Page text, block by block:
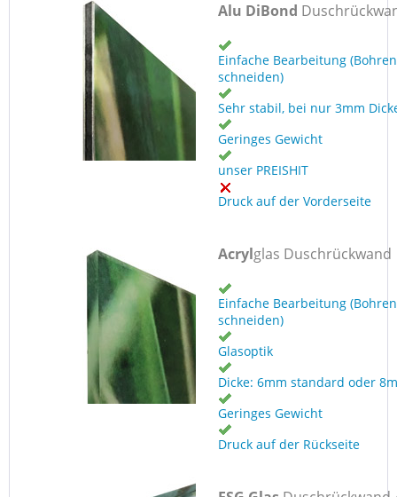
Alu DiBond
Einfache Bearbeitung
schneiden)
Sehr stabil, bei nur 3mm
Geringes Gewicht
unser PREISHIT
Druck auf der Vorderseite
Acrylglas Duschrückwand
Einfache Bearbeitung
schneiden)
Glasoptik
Dicke: 6mm standard oder
Geringes Gewicht
Druck auf der Rückseite